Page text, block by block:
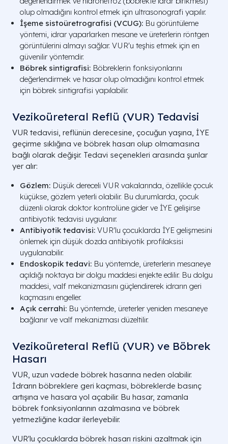
olup olmadığını kontrol etmek için ultrasonografi yapılır.
İşeme sistoüretrografisi (VCUG): Bu görüntüleme
yöntemi, idrar yaparlarken mesane ve üreterlerin röntgen
görüntülerini almayı sağlar. VUR'u teşhis etmek için en
güvenilir yöntemdir.
Böbrek sintigrafisi: Böbreklerin fonksiyonlarını
değerlendirmek ve hasar olup olmadığını kontrol etmek
için böbrek sintigrafisi yapılabilir.
Vezikoüreteral Reflü (VUR) Tedavisi
VUR tedavisi, reflünün derecesine, çocuğun yaşına, İYE
geçirme sıklığına ve böbrek hasarı olup olmamasına
bağlı olarak değişir. Tedavi seçenekleri arasında şunlar
yer alır:
Gözlem: Düşük dereceli VUR vakalarında, özellikle çocuk
küçükse, gözlem yeterli olabilir. Bu durumlarda, çocuk
düzenli olarak doktor kontrolüne gider ve İYE gelişirse
antibiyotik tedavisi uygulanır.
Antibiyotik tedavisi: VUR'lu çocuklarda İYE gelişmesini
önlemek için düşük dozda antibiyotik profilaksisi
uygulanabilir.
Endoskopik tedavi: Bu yöntemde, üreterlerin mesaneye
açıldığı noktaya bir dolgu maddesi enjekte edilir. Bu dolgu
maddesi, valf mekanizmasını güçlendirerek idrarın geri
kaçmasını engeller.
Açık cerrahi: Bu yöntemde, üreterler yeniden mesaneye
bağlanır ve valf mekanizması düzeltilir.
Vezikoüreteral Reflü (VUR) ve Böbrek
Hasarı
VUR, uzun vadede böbrek hasarına neden olabilir.
İdrarın böbreklere geri kaçması, böbreklerde basınç
artışına ve hasara yol açabilir. Bu hasar, zamanla
böbrek fonksiyonlarının azalmasına ve böbrek
yetmezliğine kadar ilerleyebilir.
VUR'lu çocuklarda böbrek hasarı riskini azaltmak için